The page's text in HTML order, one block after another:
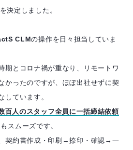
決定しました。
CLMの操作を日々担当していま
期とコロナ禍が重なり、リモートワ
かったのですが、ほぼ出社せずに契
しています。
百人のスタッフ全員に一括締結依頼
スムーズです。
契約書作成・印刷→捺印・確認→一